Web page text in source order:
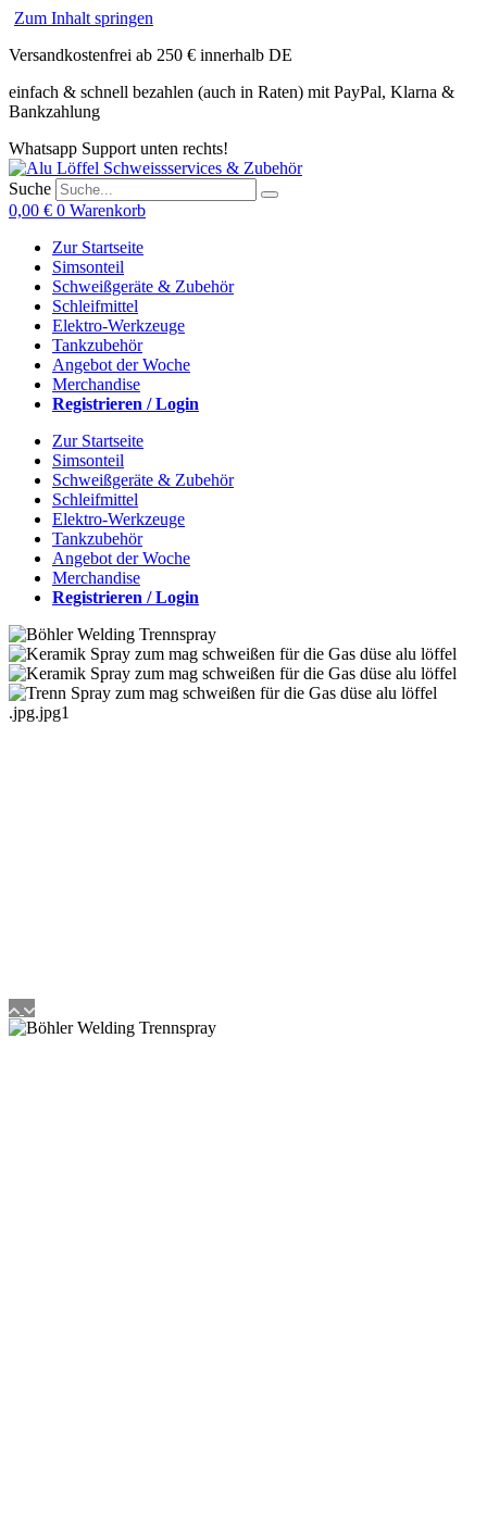
Zum Inhalt springen
Versandkostenfrei ab 250 € innerhalb DE
einfach & schnell bezahlen (auch in Raten) mit PayPal, Klarna &
Bankzahlung
Whatsapp Support unten rechts!
Suche
0,00 € 0 Warenkorb
Zur Startseite
Simsonteil
Schweißgeräte & Zubehör
Schleifmittel
Elektro-Werkzeuge
Tankzubehör
Angebot der Woche
Merchandise
Registrieren / Login
Zur Startseite
Simsonteil
Schweißgeräte & Zubehör
Schleifmittel
Elektro-Werkzeuge
Tankzubehör
Angebot der Woche
Merchandise
Registrieren / Login